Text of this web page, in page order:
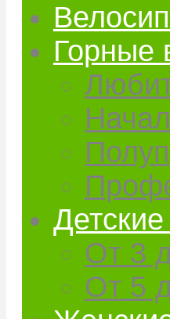
Горные
От 3
От 5